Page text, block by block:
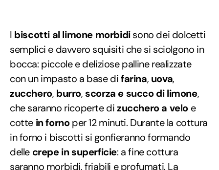
I biscotti al limone morbidisono dei dolcetti
semplici e davvero squisiti che si sciolgono in
bocca: piccole e deliziose palline realizzate
con un impasto a base difarina, uova,
zucchero, burro, scorza e succo di limone,
che saranno ricoperte dizucchero a velo e
cotte in fornoper 12 minuti. Durante la cottura
in forno i biscotti si gonfieranno formando
delle crepe in superficie: a fine cottura
saranno morbidi, friabili e profumati. La